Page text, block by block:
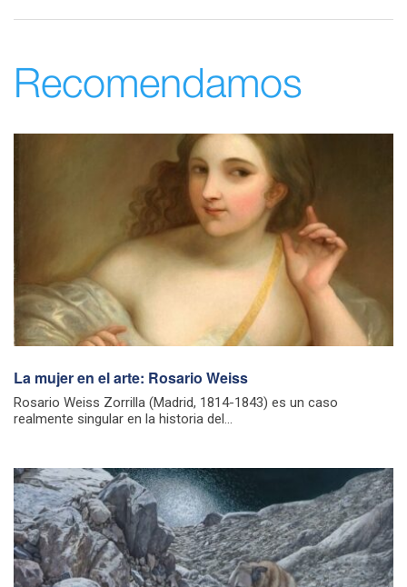
Recomendamos
La mujer en el arte: Rosario Weiss
Rosario Weiss Zorrilla (Madrid, 1814-1843) es un caso
realmente singular en la historia del...